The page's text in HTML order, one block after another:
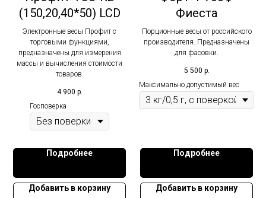
(150,20,40*50) LCD
Электронные весы Профит с
торговыми функциями,
предназначены для измерения
массы и вычисления стоимости
товаров.
4 900 р.
Госповерка
Подробнее
Добавить в корзину
Фиеста
Порционные весы от российского
производителя. Предназначены
для фасовки.
5 500 р.
Максимально допустимый вес
Подробнее
Добавить в корзину